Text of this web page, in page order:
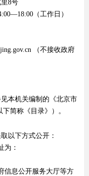
8号
（工作日）
（不接收政府
本机关编制的《北京市
简称《目录》）。
以下方式公开：
：
息公开服务大厅等方